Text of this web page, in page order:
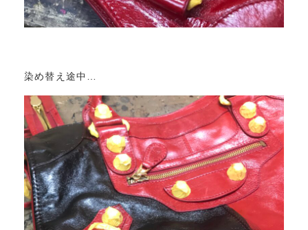
染め替え途中…